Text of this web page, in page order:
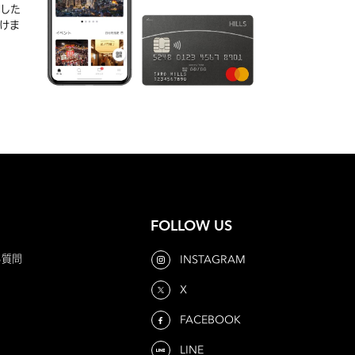
た
ま
問
FOLLOW US
INSTAGRAM
X
FACEBOOK
LINE